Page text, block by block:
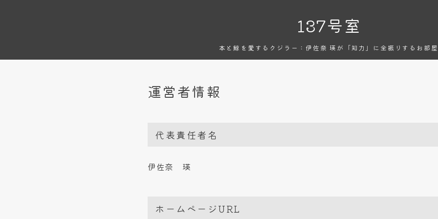
137号室
本と鯨を愛するクジラー：伊佐奈 瑛が「知力」に全振りするお部屋
運営者情報
代表責任者名
伊佐奈 瑛
ホームページURL